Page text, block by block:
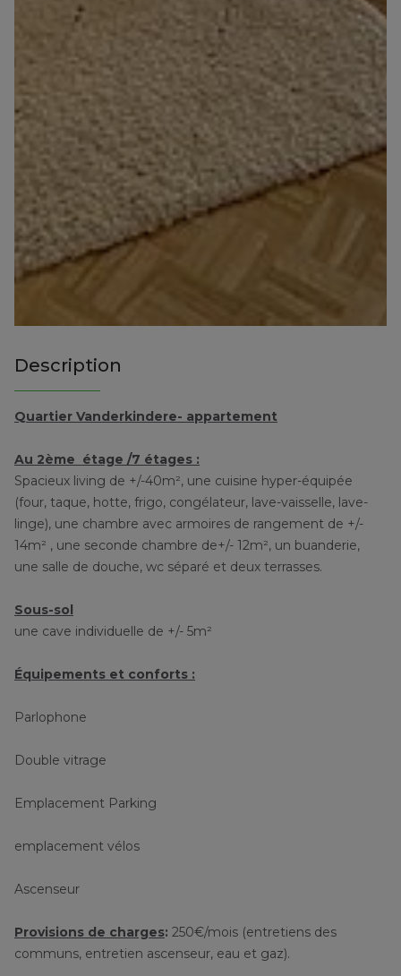
Description
Quartier Vanderkindere- appartement
Au 2ème étage /7 étages :
Spacieux living de +/-40m², une cuisine hyper-équipée
(four, taque, hotte, frigo, congélateur, lave-vaisselle, lave-
linge), une chambre avec armoires de rangement de +/-
14m² , une seconde chambre de+/- 12m², un buanderie,
une salle de douche, wc séparé et deux terrasses.
Sous-sol
une cave individuelle de +/- 5m²
Équipements et conforts :
Parlophone
Double vitrage
Emplacement Parking
emplacement vélos
Ascenseur
Provisions de charges: 250€/mois (entretiens des
communs, entretien ascenseur, eau et gaz).